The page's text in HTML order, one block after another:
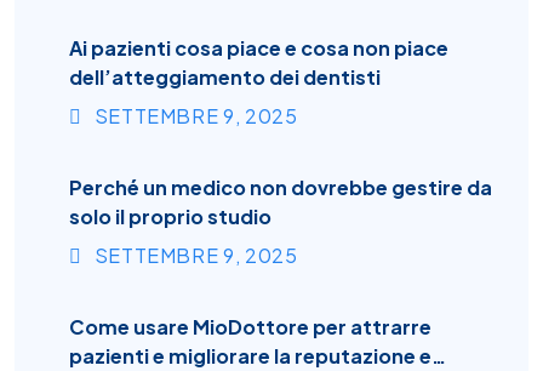
Ai pazienti cosa piace e cosa non piace
dell’atteggiamento dei dentisti
SETTEMBRE9, 2025
Perché un medico non dovrebbe gestire da
solo il proprio studio
SETTEMBRE9, 2025
Come usare MioDottore per attrarre
pazienti e migliorare la reputazione e